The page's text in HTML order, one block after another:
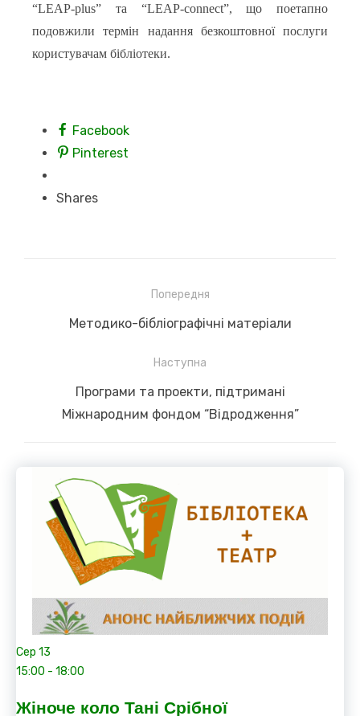
“LEAP-plus” та “LEAP-connect”, що поетапно
подовжили термін надання безкоштовної послуги
користувачам бібліотеки.
Facebook
Pinterest
Shares
записів
Попередня
Previous
Методико-бібліографічні матеріали
Наступна
Програми та проекти, підтримані
Міжнародним фондом “Відродження”
Сер 13
15:00 - 18:00
Жіноче коло Тані Срібної